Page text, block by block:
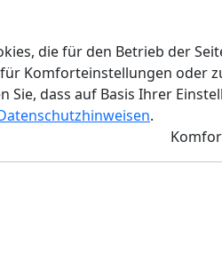
die für den Betrieb der
Komforteinstellungen oder
Sie, dass auf Basis Ihrer
.